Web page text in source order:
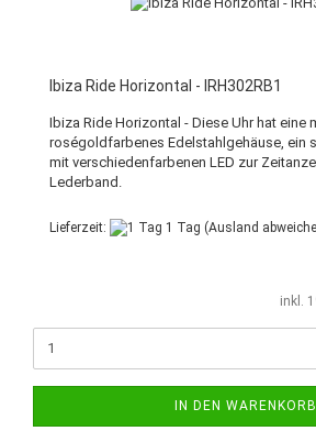
Ibiza Ride Horizontal - IRH302RB1
Ibiza Ride Horizontal - Diese Uhr hat eine
roségoldfarbenes Edelstahlgehäuse, ein
mit verschiedenfarbenen LED zur
Lederband.
Lieferzeit: 1 Tag (Ausland
inkl.
IN DEN WARENKORB